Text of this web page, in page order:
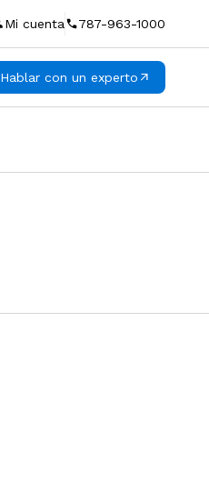
Mi cuenta 787-963-1000
Hablar con un experto